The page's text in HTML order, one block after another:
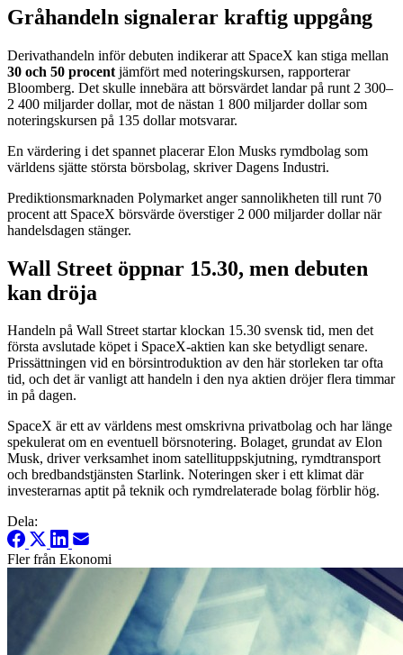
Gråhandeln signalerar kraftig uppgång
Derivathandeln inför debuten indikerar att SpaceX kan stiga mellan
30 och 50 procent jämfört med noteringskursen, rapporterar
Bloomberg. Det skulle innebära att börsvärdet landar på runt 2 300–
2 400 miljarder dollar, mot de nästan 1 800 miljarder dollar som
noteringskursen på 135 dollar motsvarar.
En värdering i det spannet placerar Elon Musks rymdbolag som
världens sjätte största börsbolag, skriver Dagens Industri.
Prediktionsmarknaden Polymarket anger sannolikheten till runt 70
procent att SpaceX börsvärde överstiger 2 000 miljarder dollar när
handelsdagen stänger.
Wall Street öppnar 15.30, men debuten
kan dröja
Handeln på Wall Street startar klockan 15.30 svensk tid, men det
första avslutade köpet i SpaceX-aktien kan ske betydligt senare.
Prissättningen vid en börsintroduktion av den här storleken tar ofta
tid, och det är vanligt att handeln i den nya aktien dröjer flera timmar
in på dagen.
SpaceX är ett av världens mest omskrivna privatbolag och har länge
spekulerat om en eventuell börsnotering. Bolaget, grundat av Elon
Musk, driver verksamhet inom satellituppskjutning, rymdtransport
och bredbandstjänsten Starlink. Noteringen sker i ett klimat där
investerarnas aptit på teknik och rymdrelaterade bolag förblir hög.
Dela:
Fler från Ekonomi